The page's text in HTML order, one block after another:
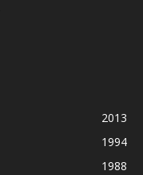
2013
1994
1988